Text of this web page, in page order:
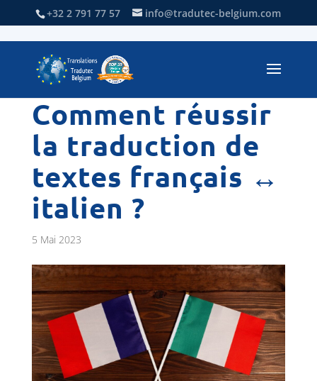
+32 2 791 77 57 info@tradutec-belgium.com
Comment réussir
la traduction de
textes français ↔
italien ?
5 Mai 2023